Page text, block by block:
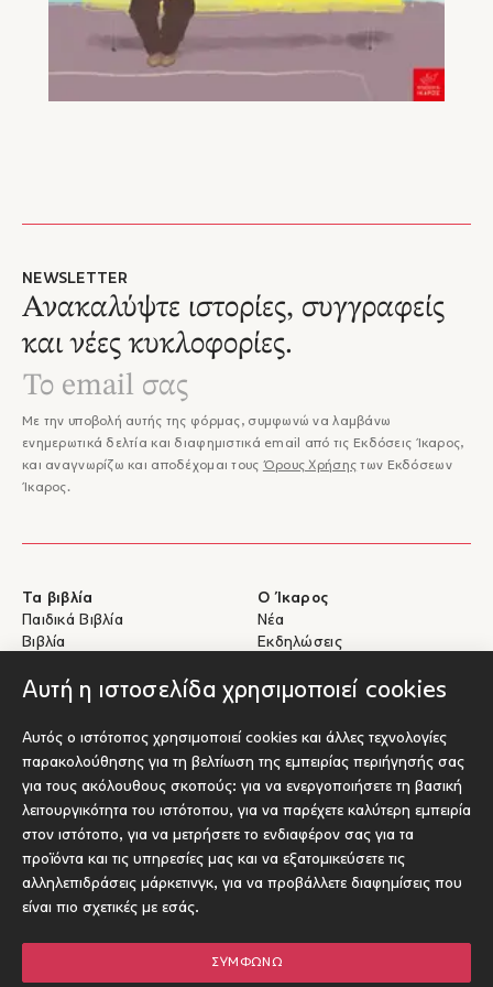
Αυτή η ιστοσελίδα χρησιμοποιεί cookies
Αυτός ο ιστότοπος χρησιμοποιεί cookies και άλλες τεχνολογίες
παρακολούθησης για τη βελτίωση της εμπειρίας περιήγησής σας
για τους ακόλουθους σκοπούς: για να ενεργοποιήσετε τη βασική
λειτουργικότητα του ιστότοπου, για να παρέχετε καλύτερη εμπειρία
στον ιστότοπο, για να μετρήσετε το ενδιαφέρον σας για τα
προϊόντα και τις υπηρεσίες μας και να εξατομικεύσετε τις
αλληλεπιδράσεις μάρκετινγκ, για να προβάλλετε διαφημίσεις που
είναι πιο σχετικές με εσάς.
ΣΥΜΦΩΝΏ
NEWSLETTER
Ανακαλύψτε ιστορίες, συγγραφείς
και νέες κυκλοφορίες.
Με την υποβολή αυτής της φόρμας, συμφωνώ να λαμβάνω
ενημερωτικά δελτία και διαφημιστικά email από τις Εκδόσεις Ίκαρος,
και αναγνωρίζω και αποδέχομαι τους Όρους Χρήσης των Εκδόσεων
Ίκαρος.
Τα βιβλία
Παιδικά Βιβλία
Βιβλία
Ο Ίκαρος
Νέα
Εκδηλώσεις
Βοήθεια
Αποστολές & Επιστροφές
Πληρωμές & Ασφάλεια
Σχετικά με τα eBooks
Επικοινωνία
Για Συγγραφείς
Υποβολή έργου προς έκδοση
Socials